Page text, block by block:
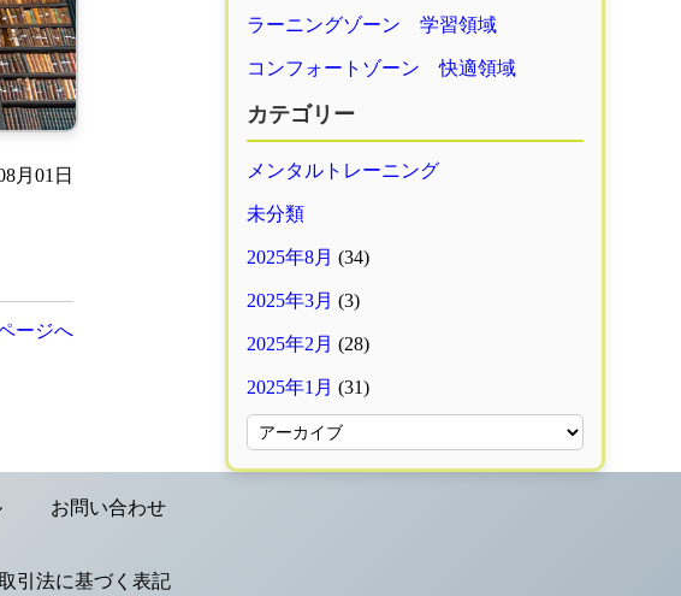
月01日
ージへ
ラーニングゾーン 学習領域
コンフォートゾーン 快適領域
カテゴリー
メンタルトレーニング
未分類
2025年8月 (34)
2025年3月 (3)
2025年2月 (28)
2025年1月 (31)
お問い合わせ
引法に基づく表記